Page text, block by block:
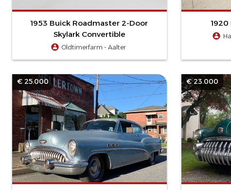
1953 Buick Roadmaster 2-Door
Skylark Convertible
Oldtimerfarm - Aalter
€ 25.000 € 23.000